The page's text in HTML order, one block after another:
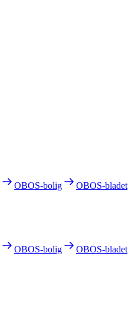
OBOS-bolig OBOS-bladet
OBOS-bolig OBOS-bladet